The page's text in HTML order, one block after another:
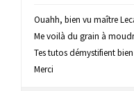
Ouahh, bien vu maître
Me voilà du grain à
Tes tutos démystifient
Merci